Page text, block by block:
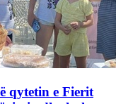
qytetin e Fierit